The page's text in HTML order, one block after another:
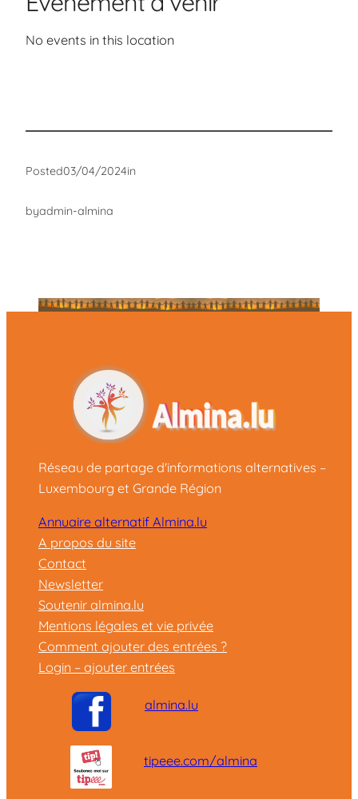
No events in this location
Posted03/04/2024in
byadmin-almina
Réseau de partage d'informations alternatives –
Luxembourg et Grande Région
Annuaire alternatif Almina.lu
A propos du site
Contact
Newsletter
Soutenir almina.lu
Mentions légales et vie privée
Comment ajouter des entrées ?
Login – ajouter entrées
almina.lu
tipeee.com/almina